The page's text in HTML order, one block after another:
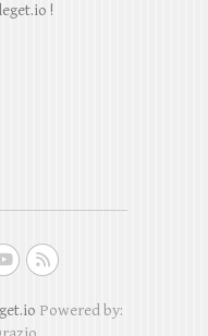
!
Powered by: